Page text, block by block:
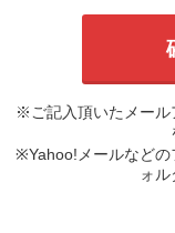
※ご記入頂いたメール
※Yahoo!メールなどの
ォル